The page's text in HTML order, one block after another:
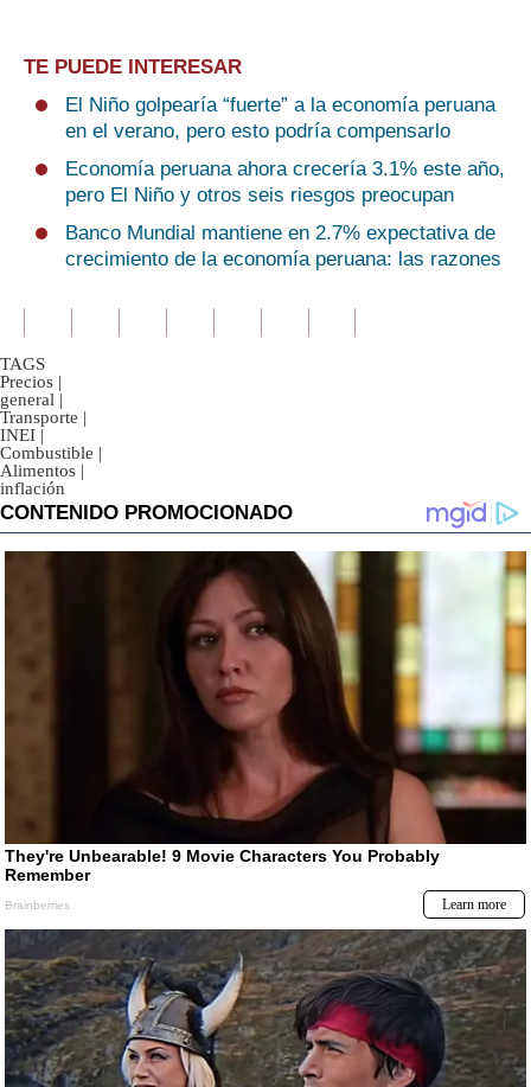
TE PUEDE INTERESAR
El Niño golpearía “fuerte” a la economía peruana
en el verano, pero esto podría compensarlo
Economía peruana ahora crecería 3.1% este año,
pero El Niño y otros seis riesgos preocupan
Banco Mundial mantiene en 2.7% expectativa de
crecimiento de la economía peruana: las razones
TAGS
Precios |
general |
Transporte |
INEI |
Combustible |
Alimentos |
inflación